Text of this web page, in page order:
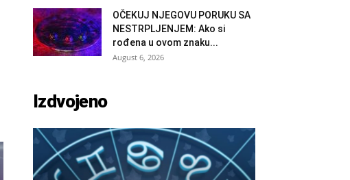
OČEKUJ NJEGOVU PORUKU SA
NESTRPLJENJEM: Ako si
rođena u ovom znaku...
August 6, 2026
Izdvojeno